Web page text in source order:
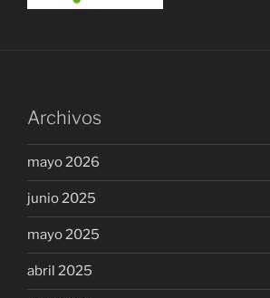
Archivos
mayo 2026
junio 2025
mayo 2025
abril 2025